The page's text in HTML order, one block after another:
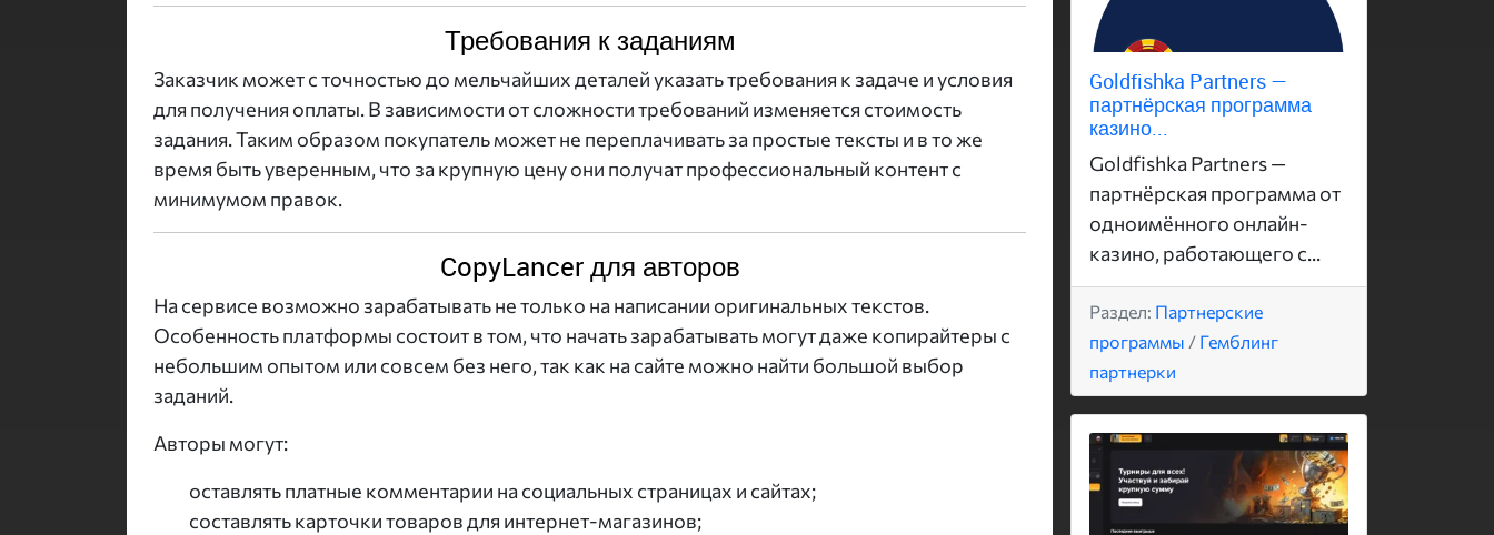
Требования к заданиям
Заказчик может с точностью до мельчайших деталей указать требования к задаче и условия
для получения оплаты. В зависимости от сложности требований изменяется стоимость
задания. Таким образом покупатель может не переплачивать за простые тексты и в то же
время быть уверенным, что за крупную цену они получат профессиональный контент с
минимумом правок.
CopyLancer для авторов
На сервисе возможно зарабатывать не только на написании оригинальных текстов.
Особенность платформы состоит в том, что начать зарабатывать могут даже копирайтеры с
небольшим опытом или совсем без него, так как на сайте можно найти большой выбор
заданий.
Авторы могут:
оставлять платные комментарии на социальных страницах и сайтах;
составлять карточки товаров для интернет-магазинов;
Goldfishka Partners —
партнёрская программа
казино...
Goldfishka Partners —
партнёрская программа от
одноимённого онлайн-
казино, работающего с...
Раздел: Партнерские
программы / Гемблинг
партнерки